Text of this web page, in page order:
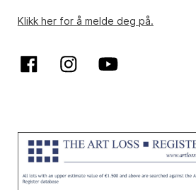
Klikk her for å melde deg på.